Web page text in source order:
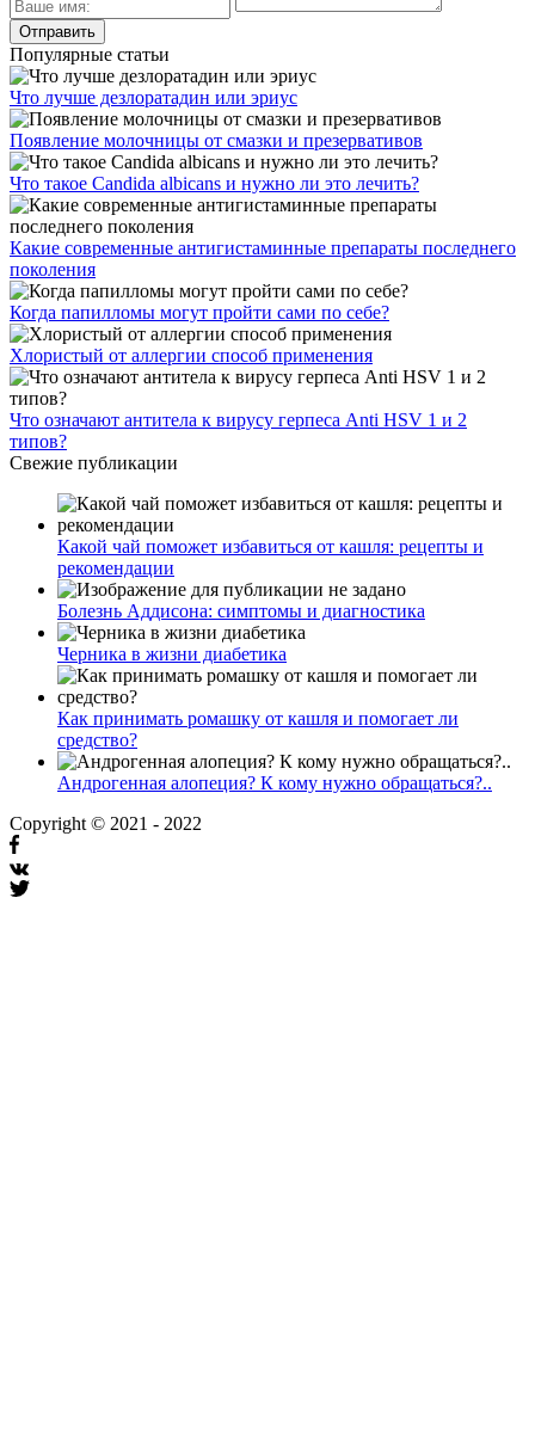
Популярные статьи
Что лучше дезлоратадин или эриус
Появление молочницы от смазки и презервативов
Что такое Candida albicans и нужно ли это лечить?
Какие современные антигистаминные препараты последнего
поколения
Когда папилломы могут пройти сами по себе?
Хлористый от аллергии способ применения
Что означают антитела к вирусу герпеса Anti HSV 1 и 2
типов?
Свежие публикации
Какой чай поможет избавиться от кашля: рецепты и
рекомендации
Болезнь Аддисона: симптомы и диагностика
Черника в жизни диабетика
Как принимать ромашку от кашля и помогает ли
средство?
Андрогенная алопеция? К кому нужно обращаться?..
Copyright © 2021 - 2022